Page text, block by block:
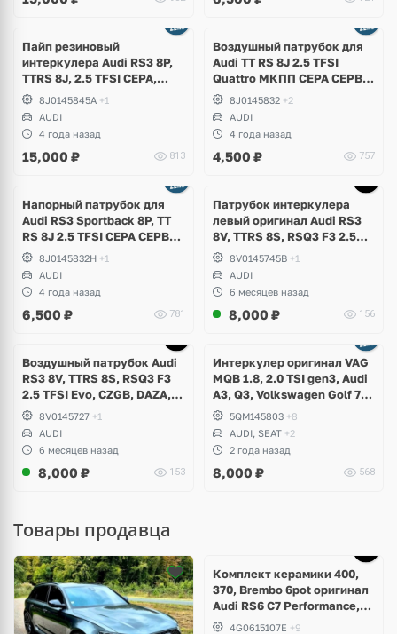
Пайп резиновый
интеркулера Audi RS3 8P,
TTRS 8J, 2.5 TFSI CEPA,
CEPB8J0145845A +1
AUDI
4 года назад
15,000 ₽ 813
Воздушный патрубок для
Audi TT RS 8J 2.5 TFSI
Quattro МКПП СEPA CEPB
EA8558J0145832 +2
AUDI
4 года назад
4,500 ₽ 757
Напорный патрубок для
Аudi RS3 Sportback 8P, TT
RS 8J 2.5 TFSI CEPA CEPB
EA855 DSG DQ500
8J0145832H +1
AUDI
4 года назад
6,500 ₽ 781
Патрубок интеркулера
левый оригинал Audi RS3
8V, TTRS 8S, RSQ3 F3 2.5
TFSI Evo, DAZA, DNWA,
DNWB
8V0145745B +1
AUDI
6 месяцев назад
8,000 ₽ 156
Воздушный патрубок Audi
RS3 8V, TTRS 8S, RSQ3 F3
2.5 TFSI Evo, CZGB, DAZA,
DNWA, DNWB
8V0145727 +1
AUDI
6 месяцев назад
8,000 ₽ 153
Интеркулер оригинал VAG
MQB 1.8, 2.0 TSI gen3, Audi
A3, Q3, Volkswagen Golf 7
Alltrack, Passat B8, Tiguan
2, Allspace, Taos, Arteon,
Skoda Kodiaq, Karoq,
Superb, Octavia
5QM145803 +8
AUDI, SEAT +2
2 года назад
8,000 ₽ 568
Товары продавца
5 фото
Комплект керамики 400,
370, Brembo 6pot оригинал
Audi RS6 C7 Performance,
RS7 V8 4.0 TFSI
4G0615107E +9